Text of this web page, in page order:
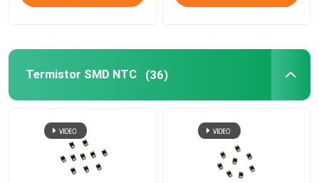
Termistor SMD NTC (36)